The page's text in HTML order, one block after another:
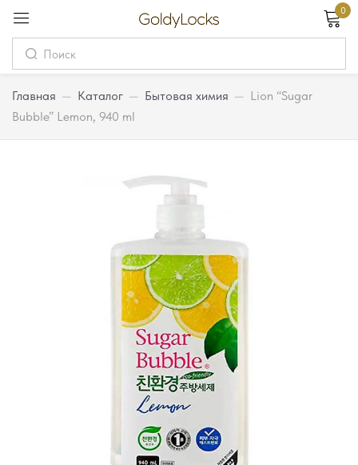
0
Главная — Каталог — Бытовая химия — Lion “Sugar
Bubble” Lemon, 940 ml
Вход
Password
Запомнить меня
Вход
Регистрация